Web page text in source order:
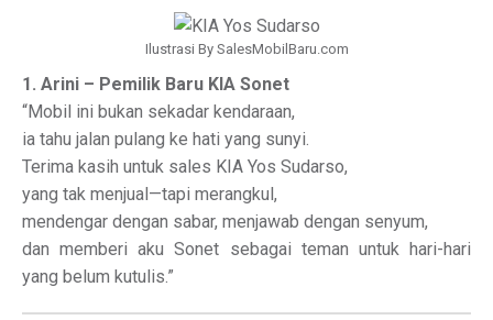
Ilustrasi By SalesMobilBaru.com
1. Arini – Pemilik Baru KIA Sonet
“Mobil ini bukan sekadar kendaraan,
ia tahu jalan pulang ke hati yang sunyi.
Terima kasih untuk sales KIA Yos Sudarso,
yang tak menjual—tapi merangkul,
mendengar dengan sabar, menjawab dengan senyum,
dan memberi aku Sonet sebagai teman untuk hari-hari
yang belum kutulis.”